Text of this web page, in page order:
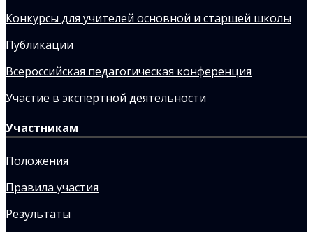
Конкурсы для учителей основной и старшей школы
Публикации
Всероссийская педагогическая конференция
Участие в экспертной деятельности
Участникам
Положения
Правила участия
Результаты